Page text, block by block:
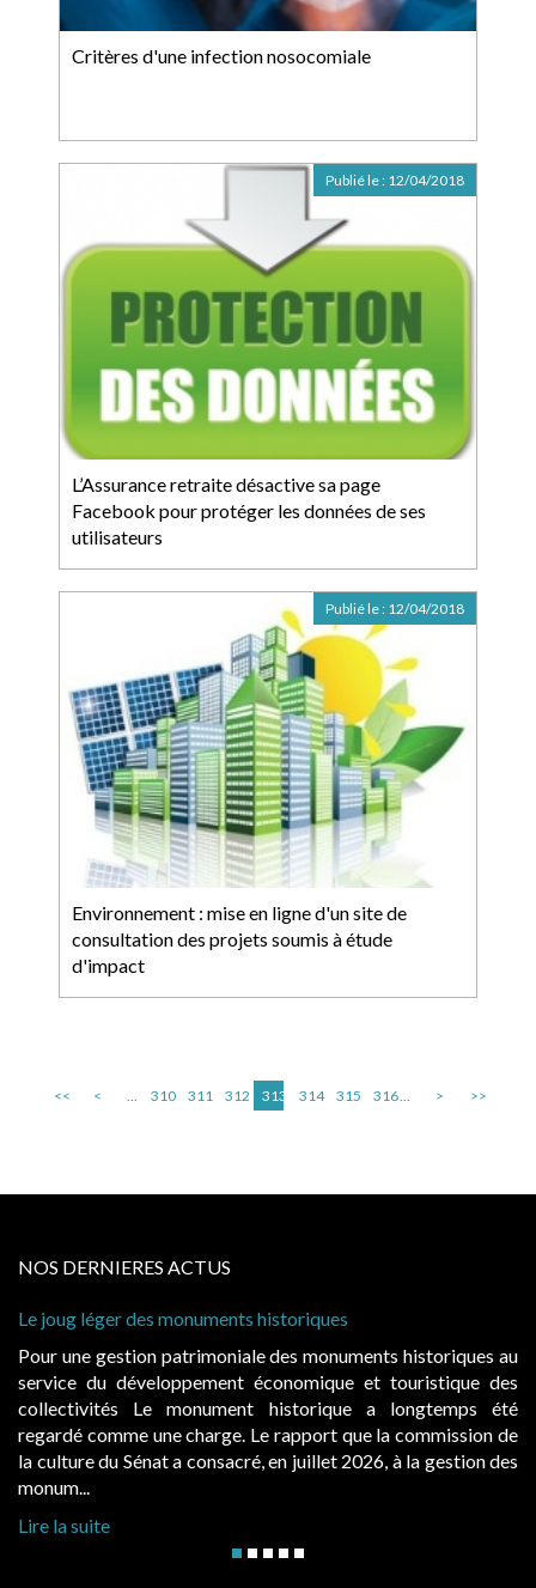
Critères d'une infection nosocomiale
L’Assurance retraite désactive sa page
Facebook pour protéger les données de ses
utilisateurs
Publié le : 12/04/2018
Environnement : mise en ligne d'un site de
consultation des projets soumis à étude
d'impact
Publié le : 12/04/2018
<< < ... 310 311 312 313 314 315 316... > >>
NOS DERNIERES ACTUS
historiques au
et touristique des
a longtemps été
que la commission de
2026, à la gestion des
Cabines de plage : le juge admet des
Evocatrices des bains de mer, les
également un beau sujet domanial.
public, elles donnent lieu au
d’occupation. Saisies par des